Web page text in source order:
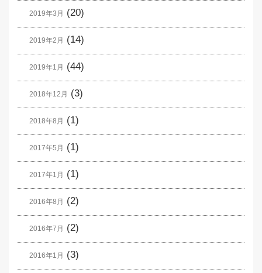
2019年3月 (20)
2019年2月 (14)
2019年1月 (44)
2018年12月 (3)
2018年8月 (1)
2017年5月 (1)
2017年1月 (1)
2016年8月 (2)
2016年7月 (2)
2016年1月 (3)